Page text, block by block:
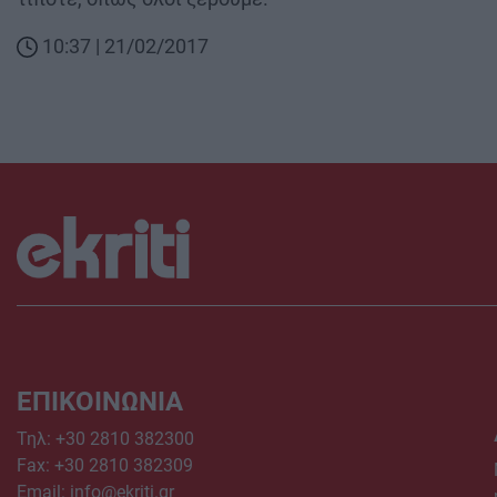
10:37 | 21/02/2017
ΕΠΙΚΟΙΝΩΝΙΑ
Τηλ: +30 2810 382300
Fax: +30 2810 382309
Email: info@ekriti.gr